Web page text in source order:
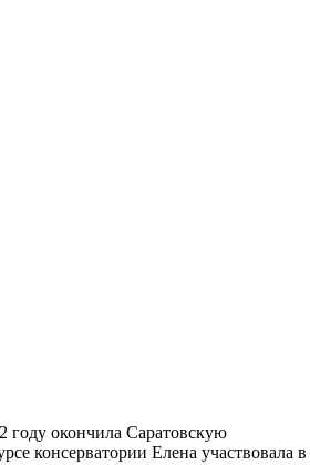
году окончила Саратовскую
консерватории Елена участвовала в